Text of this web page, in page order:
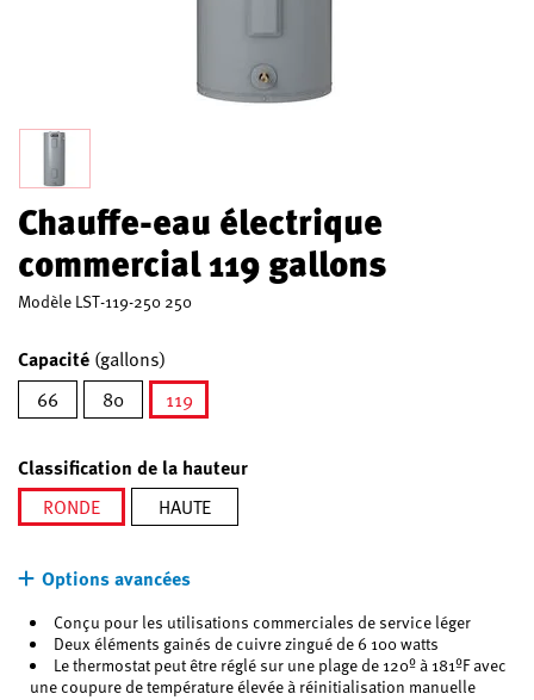
Chauffe-eau électrique
commercial 119 gallons
ModèleLST-119-250 250
Capacité (gallons)
66
80
119
Classification de la hauteur
RONDE
HAUTE
Options avancées
Conçu pour les utilisations commerciales de service léger
Deux éléments gainés de cuivre zingué de 6 100 watts
Le thermostat peut être réglé sur une plage de 120º à 181ºF avec
une coupure de température élevée à réinitialisation manuelle